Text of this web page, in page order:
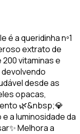
é a queridinha nº1
extrato de
vitaminas e
desde as
opacas,
🌿&nbsp;💎
a luminosidade da
Melhora a